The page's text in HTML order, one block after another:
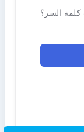
السر؟